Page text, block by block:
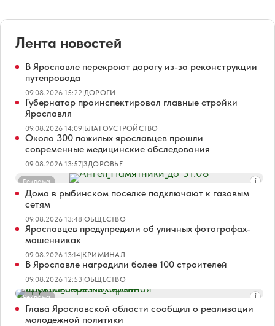
Лента новостей
В Ярославле перекроют дорогу из-за реконструкции
путепровода
09.08.2026 15:22|ДОРОГИ
Губернатор проинспектировал главные стройки
Ярославля
09.08.2026 14:09|БЛАГОУСТРОЙСТВО
Около 300 пожилых ярославцев прошли
современные медицинские обследования
09.08.2026 13:57|ЗДОРОВЬЕ
Реклама
Дома в рыбинском поселке подключают к газовым
сетям
09.08.2026 13:48|ОБЩЕСТВО
Ярославцев предупредили об уличных фотографах-
мошенниках
09.08.2026 13:14|КРИМИНАЛ
В Ярославле наградили более 100 строителей
09.08.2026 12:53|ОБЩЕСТВО
Реклама
Глава Ярославской области сообщил о реализации
молодежной политики